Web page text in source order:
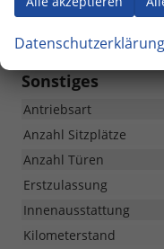
Felgengröße
Sonstiges
Antriebsart
Anzahl Sitzplätze
Anzahl Türen
Erstzulassung
Innenausstattung
Kilometerstand
Datenschutzerklärung